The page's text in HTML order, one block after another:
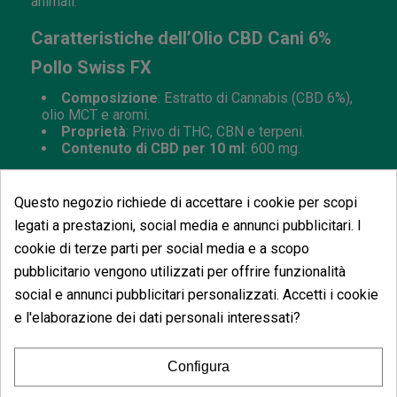
Caratteristiche dell’Olio CBD Cani 6%
Pollo Swiss FX
Composizione: Estratto di Cannabis (CBD 6%),
olio MCT e aromi.
Proprietà: Privo di THC, CBN e terpeni.
Contenuto di CBD per 10 ml: 600 mg.
Potrebbe anche piacerti
(3)
Questo negozio richiede di accettare i cookie per scopi
legati a prestazioni, social media e annunci pubblicitari. I
cookie di terze parti per social media e a scopo
pubblicitario vengono utilizzati per offrire funzionalità
social e annunci pubblicitari personalizzati. Accetti i cookie
e l'elaborazione dei dati personali interessati?
Configura